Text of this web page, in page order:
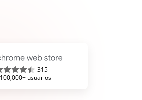
315
100,000+ usuarios